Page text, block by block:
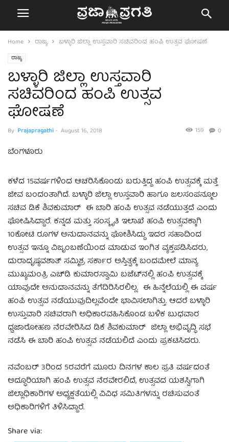
Home ರಾಜ್ಯ ಬಳ್ಳಾರಿ ಜಿಲ್ಲಾ ಉಸ್ತವಾರಿ ಸಚಿವರಿಂದ ಹಂಪಿ ಉತ್ಸವ ಘೋಷಣೆ
ರಾಜ್ಯ
ಬಳ್ಳಾರಿ ಜಿಲ್ಲಾ ಉಸ್ತವಾರಿ
ಸಚಿವರಿಂದ ಹಂಪಿ ಉತ್ಸವ
ಘೋಷಣೆ
By Prajapragathi- August 16, 2018 0
159
ಬೆಂಗಳೂರು
ಕಳೆದ 15ವರ್ಷಗಳಿಂದ ಆಚರಿಸಿಕೊಂಡು ಬರುತ್ತಿದ್ದ ಹಂಪಿ ಉತ್ಸವಕ್ಕೆ ಮತ್ತೆ
ಜೀವ ಬಂದಂತಾಗಿದೆ. ಬಳ್ಳಾರಿ ಜಿಲ್ಲಾ ಉಸ್ತವಾರಿ ಹಾಗೂ ಜಲಸಂಪನ್ಮೂಲ
ಸಚಿವ ಡಿಕೆ ಶಿವಕುಮಾರ್ ಈ ಬಾರಿ ಹಂಪಿ ಉತ್ಸವ ನಡೆಯುತ್ತದೆ ಎಂದು
ಘೋಷಿಸಿದ್ದಾರೆ. ಕನ್ನಡ ಮತ್ತು ಸಂಸ್ಕೃತಿ ಇಲಾಖೆ ಹಂಪಿ ಉತ್ಸವಕ್ಕಾಗಿ
10ಕೋಟಿ ರೂಗಳ ಅನುದಾನವನ್ನು ಘೋಶಿಸಿದ್ದು ಇದರ ಸಹಾದಿಂದ
ಉತ್ಸವ ಇನ್ನೂ ವಿಜೃಂಬಣೆಯಿಂದ ಮಾಡುವ ಇಂಗಿತ ವ್ಯಕ್ತಪಡಿಸಿದರು,
ದುರಾದೃಷ್ಠವಶಾತ್ ಸಮ್ಮಿಶ್ರ ಸರ್ಕಾರ ಅಸ್ತಿತ್ವಕ್ಕೆ ಬಂದಮೇಲೆ ಮಾನ್ಯ
ಮುಖ್ಯಮಂತ್ರಿ ಎಚ್‌ಡಿ ಕುಮಾರಸ್ವಾಮಿ ಬಜೆಟ್‌ನಲ್ಲಿ ಹಂಪಿ ಉತ್ಸವಕ್ಕೆ
ಯಾವುದೇ ಅನುದಾನವನ್ನು ತೆಗೆದಿರಿಸಿರಲಿಲ್ಲ. ಈ ಹಿನ್ನೆಲೆಯಲ್ಲಿ ಈ ವರ್ಷ
ಹಂಪಿ ಉತ್ಸವ ನಡೆಯುವುದಿಲ್ಲವೆಂದೇ ಭಾವಿಸಲಾಗಿತ್ತು. ಆದರೆ ಬಳ್ಳಾರಿ
ಉಸ್ತುವಾರಿ ಸಚಿವರಾಗಿ ಅಧಿಕಾರವಹಿಸಿಕೊಂಡ ಬಳಿಕ ಬುಧವಾರ
ಧ್ವಜಾರೋಹಣ ನೆರವೇರಿಸಿದ ಡಿಕೆ ಶಿವಕುಮಾರ್‌ ಜಿಲ್ಲಾ ಅಭಿವೃದ್ಧಿ ಸಭೆ
ನಡೆಸಿ ಈ ಬಾರಿ ಹಂಪಿ ಉತ್ಸವ ನಡೆಯಲಿದೆ ಎಂದು ಪ್ರಕಟಿಸಿದರು.
ನವೆಂಬರ್‌ 3ರಿಂದ 5ರವರೆಗೆ ಮೂರು ದಿನಗಳ ಕಾಲ ಪ್ರತಿ ವರ್ಷದಂತೆ
ಅದ್ಧೂರಿಯಾಗಿ ಹಂಪಿ ಉತ್ಸವ ನೆರವೇರಲಿದೆ, ಉತ್ಸವದ ಯಶಸ್ವಿಗಾಗಿ
ಜಿಲ್ಲಾಧಿಕಾರಿಗಳ ಅಧ್ಯಕ್ಷತೆಯಲ್ಲಿ ವಿವಿಧ ಸಮಿತಿಗಳನ್ನು ರಚಿಸುವಂತೆ
ಅಧಿಕಾರಿಗಳಿಗೆ ತಿಳಿಸಿದ್ದಾರೆ.
Share via: